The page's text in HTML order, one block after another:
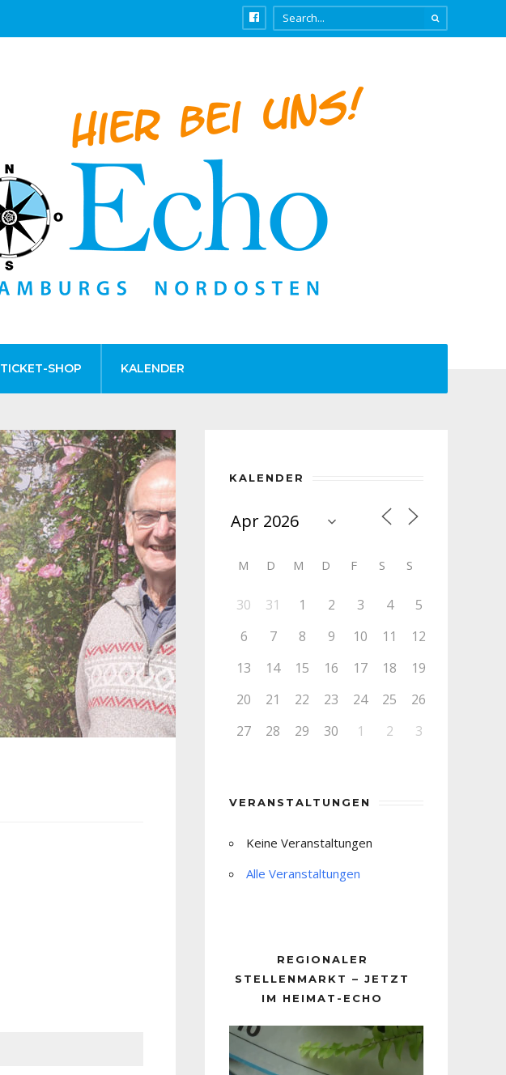
TICKET-SHOP KALENDER
KALENDER
M D M D F S S
30 31 1 2 3 4
5
6
7 8 9 10 11
12
13
14 15 16 17 18
19
20
21 22 23 24 25
26
27
28 29 30 1 2 3
VERANSTALTUNGEN
Keine Veranstaltungen
Alle Veranstaltungen
REGIONALER
STELLENMARKT – JETZT
IM HEIMAT-ECHO
Player